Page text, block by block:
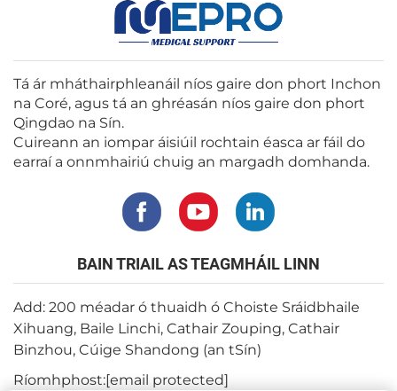
Tá ár mháthairphleanáil níos gaire don phort Inchon
na Coré, agus tá an ghréasán níos gaire don phort
Qingdao na Sín.
Cuireann an iompar áisiúil rochtain éasca ar fáil do
earraí a onnmhairiú chuig an margadh domhanda.
BAIN TRIAIL AS TEAGMHÁIL LINN
Add: 200 méadar ó thuaidh ó Choiste Sráidbhaile
Xihuang, Baile Linchi, Cathair Zouping, Cathair
Binzhou, Cúige Shandong (an tSín)
Ríomhphost:[email protected]